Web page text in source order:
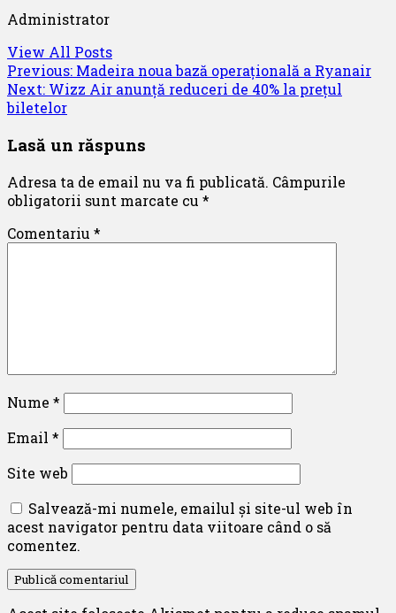
Administrator
View All Posts
Post
navigation
Previous: Madeira noua bază operațională a Ryanair
Next: Wizz Air anunță reduceri de 40% la prețul
biletelor
Lasă un răspuns
Adresa ta de email nu va fi publicată. Câmpurile
obligatorii sunt marcate cu *
Comentariu *
Nume *
Email *
Site web
Salvează-mi numele, emailul și site-ul web în
acest navigator pentru data viitoare când o să
comentez.